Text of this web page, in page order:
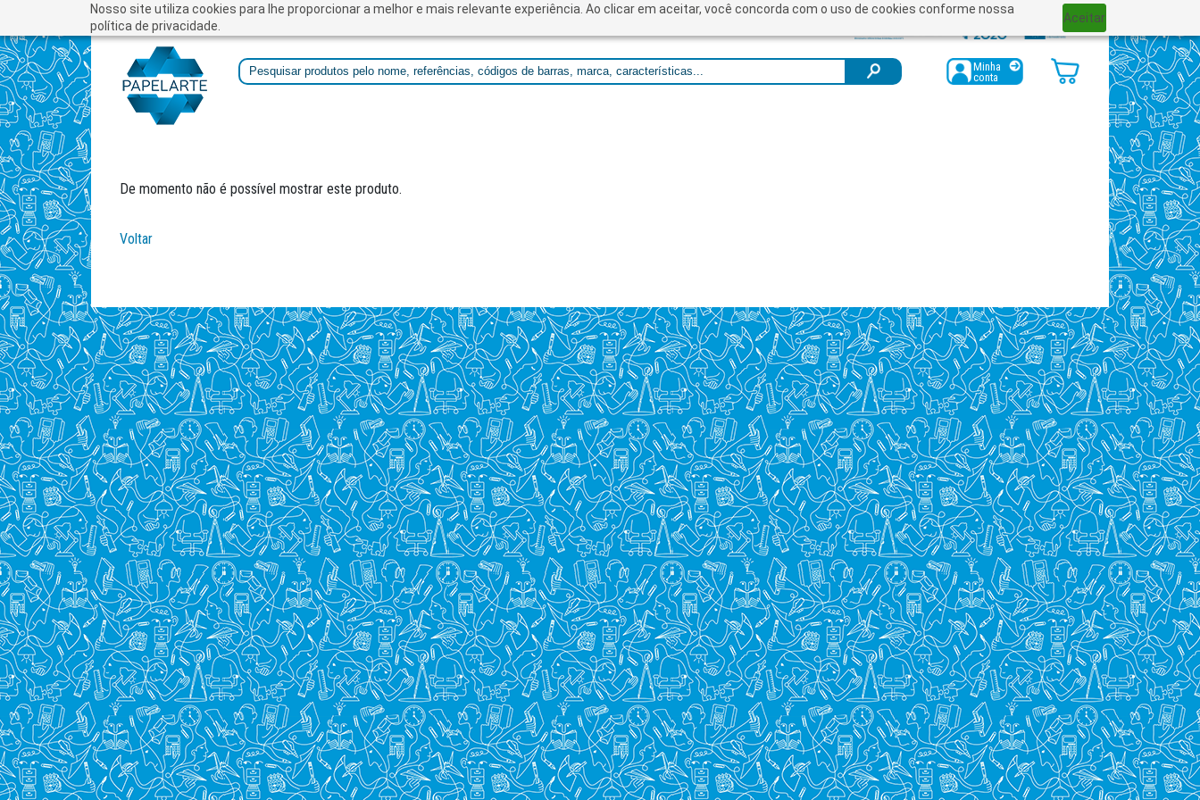
Nosso site utiliza cookies para lhe proporcionar a melhor e mais relevante experiência. Ao clicar em aceitar, você concorda com o uso de cookies conforme nossa
política de privacidade.
Aceitar
Minha
conta
De momento não é possível mostrar este produto.
Voltar